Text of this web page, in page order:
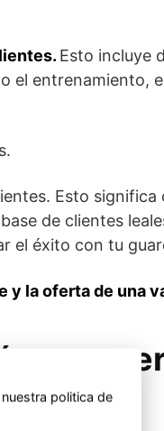
Esto incluye
el entrenamiento,
Esto
de clientes
el éxito con tu
y la oferta de una
para
politica de